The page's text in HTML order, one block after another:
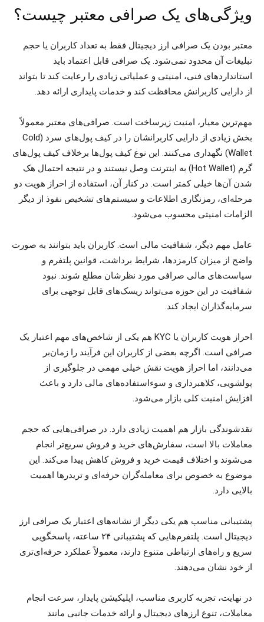
ویژگی‌های یک صرافی معتبر چیست؟
معتبر بودن یک صرافی ارز دیجیتال فقط به تعداد کاربران یا حجم
تبلیغات آن محدود نمی‌شود. یک صرافی قابل اعتماد باید
استانداردهای فنی، امنیتی و عملیاتی زیادی را رعایت کند تا بتواند
از دارایی کاربرانش محافظت کند و خدمات پایداری ارائه دهد.
مهم‌ترین معیار، امنیت زیرساخت است. صرافی‌های معتبر معمولاً
بخش زیادی از دارایی کاربرانشان را در کیف پول‌های سرد (Cold
Wallet) نگهداری می‌کنند. این نوع کیف پول‌ها برخلاف کیف پول‌های
گرم (Hot Wallet) به اینترنت وصل نیستند و در نتیجه احتمال هک
شدن آن‌ها خیلی کمتر است. در کنار آن، استفاده از احراز هویت دو
مرحله‌ای، رمزنگاری اطلاعات و سیستم‌های تشخیص نفوذ از دیگر
الزامات امنیتی محسوب می‌شود.
عامل مهم دیگر، شفافیت مالی است. کاربران باید بتوانند به ‌صورت
واضح از میزان کارمزدها، شرایط برداشت، قوانین پلتفرم و
سیاست‌های مالی صرافی مورد نظرشان مطلع شوند. نبود
شفافیت در این حوزه می‌تواند ریسک‌های قابل توجهی برای
سرمایه‌گذاران ایجاد کند.
احراز هویت کاربران یا KYC هم یکی از شاخص‌های مهم اعتبار یک
صرافی است. اگرچه بعضی از کاربران این فرآیند را زمان‌بر
می‌دانند، اما احراز هویت نقش خیلی مهمی در جلوگیری از
پولشویی، کلاهبرداری و سوءاستفاده‌های مالی دارد و باعث
افزایش امنیت کلی بازار می‌شود.
نقدشوندگی بازار هم اهمیت زیادی دارد. در صرافی‌هایی که حجم
معاملات بالا است، سفارش‌های خرید و فروش سریع‌تر انجام
می‌شوند و اختلاف قیمت خرید و فروش کاهش پیدا می‌کند. این
موضوع به خصوص برای معامله‌گران حرفه‌ای و تریدرها اهمیت
بالایی دارد.
پشتیبانی مناسب هم یکی دیگر از نشانه‌های اعتبار یک صرافی ارز
دیجیتال است. پلتفرم‌هایی که پشتیبانی ۲۴ ساعته، پاسخگویی
سریع و راه‌های ارتباطی متنوع دارند، معمولاً عملکرد حرفه‌ای‌تری
از خود نشان می‌دهند.
در نهایت، تجربه کاربری مناسب، اپلیکیشن پایدار، سرعت انجام
معاملات، تنوع ارزهای دیجیتال و ارائه خدمات جانبی مانند